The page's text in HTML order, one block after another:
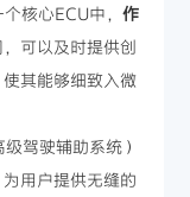
核心ECU中，作
可以及时提供创
其能够细致入微
驾驶辅助系统）
用户提供无缝的